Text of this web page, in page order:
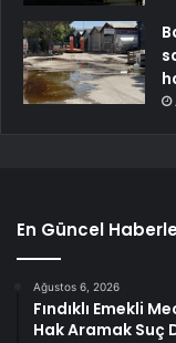
En Güncel
Ağustos 6, 2026
Fındıklı Emekli
Hak Aramak Suç